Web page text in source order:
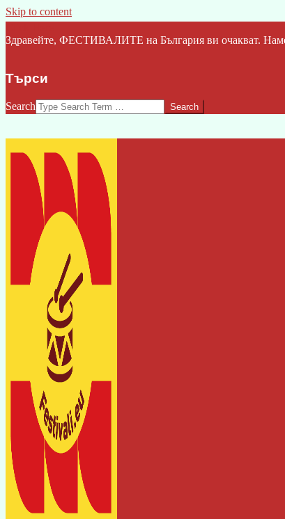
Skip to content
Здравейте, ФЕСТИВАЛИТЕ на България ви очакват.
Търси
Search